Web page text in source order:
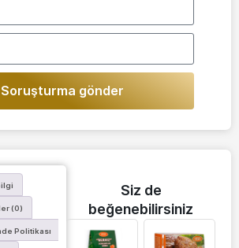
Soruşturma gönder
(0)
Politikası
Siz de
beğenebilirsiniz